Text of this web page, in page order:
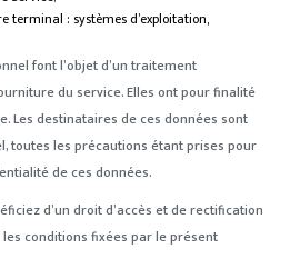
terminal : systèmes d’exploitation,
font l’objet d’un traitement
du service. Elles ont pour finalité
Les destinataires de ces données sont
toutes les précautions étant prises pour
de ces données.
d’un droit d’accès et de rectification
conditions fixées par le présent